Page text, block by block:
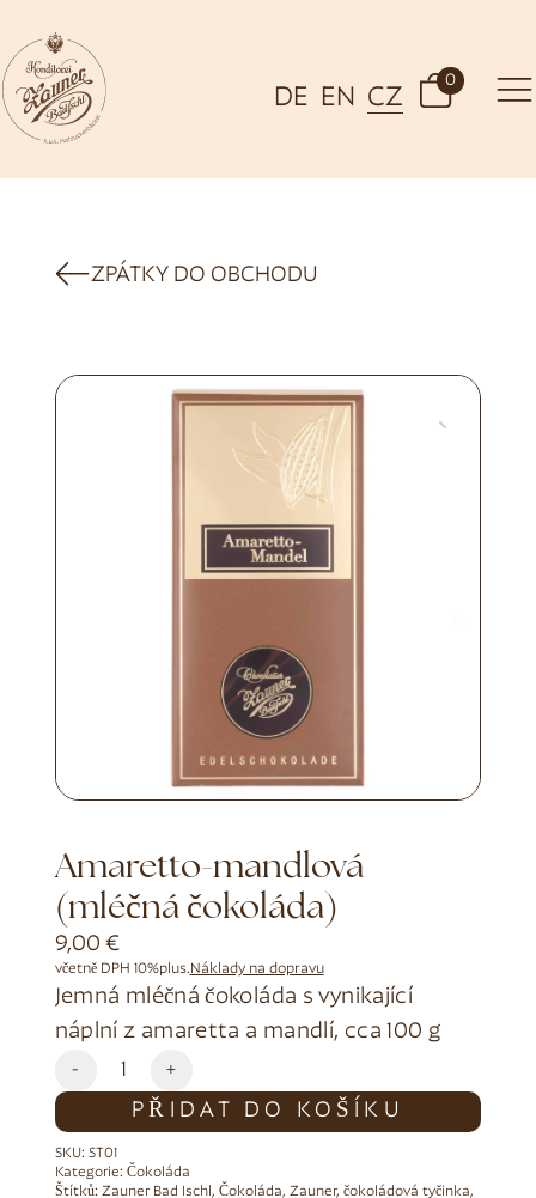
DE EN CZ
0
ZPÁTKY DO OBCHODU
Amaretto-mandlová
(mléčná čokoláda)
9,00 €
včetně DPH 10%plus.Náklady na dopravu
Jemná mléčná čokoláda s vynikající
náplní z amaretta a mandlí, cca 100 g
- +
PŘIDAT DO KOŠÍKU
Alternative:
SKU: ST01
Kategorie: Čokoláda
Štítků: Zauner Bad Ischl , Čokoláda, Zauner, čokoládová tyčinka,